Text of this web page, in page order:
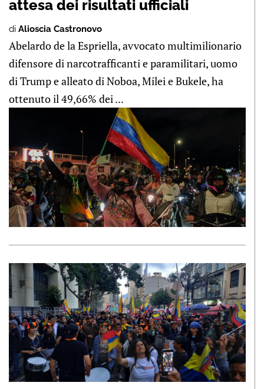
attesa dei risultati ufficiali
di Alioscia Castronovo
Abelardo de la Espriella, avvocato multimilionario
difensore di narcotrafficanti e paramilitari, uomo
di Trump e alleato di Noboa, Milei e Bukele, ha
ottenuto il 49,66% dei ...